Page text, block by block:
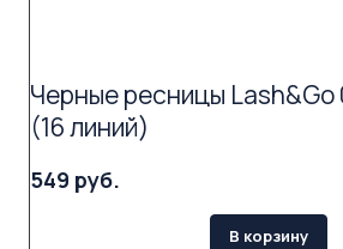
Черные ресницы Lash&Go
(16 линий)
549 руб.
В корзину